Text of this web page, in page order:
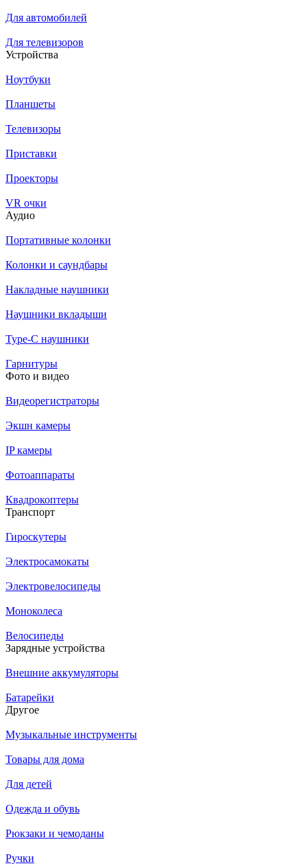
Для автомобилей
Для телевизоров
Устройства
Ноутбуки
Планшеты
Телевизоры
Приставки
Проекторы
VR очки
Аудио
Портативные колонки
Колонки и саундбары
Накладные наушники
Наушники вкладыши
Type-C наушники
Гарнитуры
Фото и видео
Видеорегистраторы
Экшн камеры
IP камеры
Фотоаппараты
Квадрокоптеры
Транспорт
Гироскутеры
Электросамокаты
Электровелосипеды
Моноколеса
Велосипеды
Зарядные устройства
Внешние аккумуляторы
Батарейки
Другое
Музыкальные инструменты
Товары для дома
Для детей
Одежда и обувь
Рюкзаки и чемоданы
Ручки